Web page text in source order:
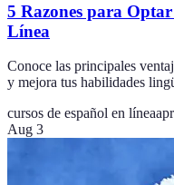
5 Razones para
Línea
Conoce las principales
y mejora tus habilidades
cursos de español en línea
Aug 3